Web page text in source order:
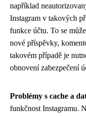
například
Instagram v takových
funkce účtu. To se
nové příspěvky,
takovém případě je
obnovení zabezpečení
Problémy s cache a
funkčnost Instagramu.